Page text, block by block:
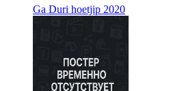
Ga Duri hoetjip 2020